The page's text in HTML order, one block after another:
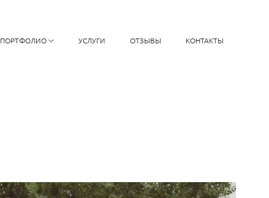
ПОРТФОЛИО УСЛУГИ ОТЗЫВЫ КОНТАКТЫ